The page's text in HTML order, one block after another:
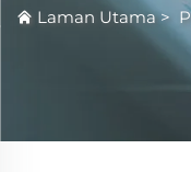
Laman Utama>